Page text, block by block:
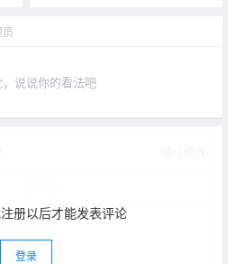
说说你的看法吧
册以后才能发表评论
登录